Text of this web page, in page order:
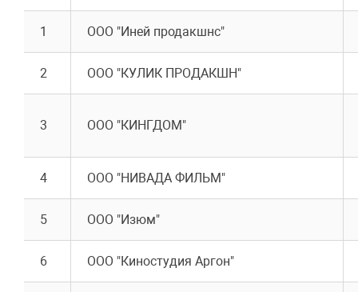
1 ООО "Иней продакшнс"
2 ООО "КУЛИК ПРОДАКШН"
3 ООО "КИНГДОМ"
4 ООО "НИВАДА ФИЛЬМ"
5 ООО "Изюм"
6 ООО "Киностудия Аргон"